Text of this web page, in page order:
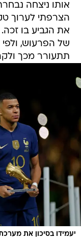
הצרפתי לערוך
את הגביע בו
של הפרעוש, ולפי
תתעורר מכך
יעמידו בסיכון את